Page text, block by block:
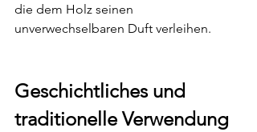
die dem Holz seinen
unverwechselbaren Duft verleihen.
Geschichtliches und
traditionelle Verwendung